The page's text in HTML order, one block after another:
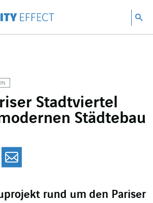
Startseite
Stadtviertel
Städtebau
teilen
Twitter teilen
Auf LinkedIn
rund um den Pariser